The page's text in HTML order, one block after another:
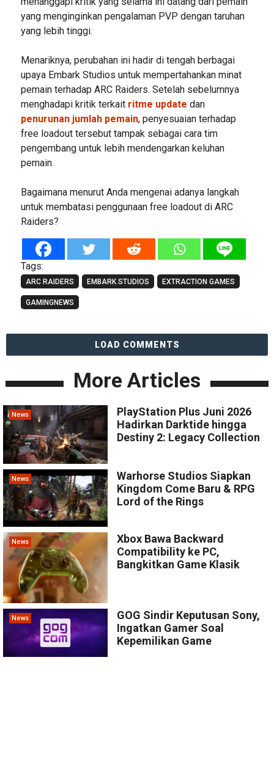
yang menginginkan pengalaman PVP dengan taruhan
yang lebih tinggi.
Menariknya, perubahan ini hadir di tengah berbagai
upaya Embark Studios untuk mempertahankan minat
pemain terhadap ARC Raiders. Setelah sebelumnya
menghadapi kritik terkait ritme update dan
penurunan jumlah pemain, penyesuaian terhadap
free loadout tersebut tampak sebagai cara tim
pengembang untuk lebih mendengarkan keluhan
pemain.
Bagaimana menurut Anda mengenai adanya langkah
untuk membatasi penggunaan free loadout di ARC
Raiders?
Tags:
ARC RAIDERS EMBARK STUDIOS EXTRACTION GAMES
GAMINGNEWS
LOAD COMMENTS
More Articles
News
PlayStation Plus Juni 2026
Hadirkan Darktide hingga
Destiny 2: Legacy Collection
News
Warhorse Studios Siapkan
Kingdom Come Baru & RPG
Lord of the Rings
News
Xbox Bawa Backward
Compatibility ke PC,
Bangkitkan Game Klasik
News
GOG Sindir Keputusan Sony,
Ingatkan Gamer Soal
Kepemilikan Game